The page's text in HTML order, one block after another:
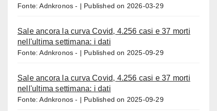
Fonte: Adnkronos - Published on 2026-03-29
Sale ancora la curva Covid, 4.256 casi e 37 morti
nell'ultima settimana: i dati
Fonte: Adnkronos - Published on 2025-09-29
Sale ancora la curva Covid, 4.256 casi e 37 morti
nell'ultima settimana: i dati
Fonte: Adnkronos - Published on 2025-09-29